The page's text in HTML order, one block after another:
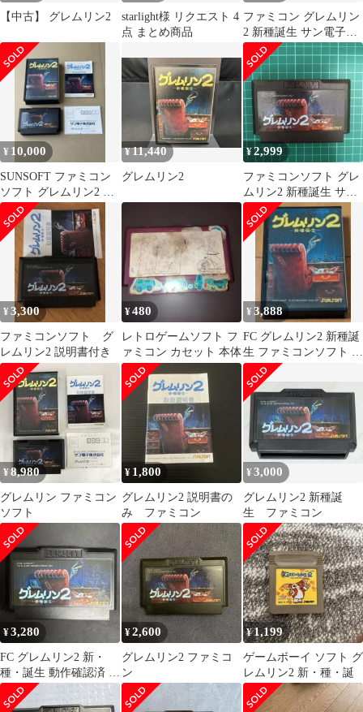
【中古】 グレムリン2
starlight様 リクエスト 4
点 まとめ商品
ファミコン グレムリン
2 新種誕生 サン電子
SUNSOFT カセット 本
体のみ ノーチェックジ
ャンク品■
¥ 10,000
SUNSOFT ファミコン
ソフト グレムリン2 新
種誕生
¥11,440
グレムリン2
¥2,999
ファミコンソフト グレ
ムリン2 新種誕生 サン
ソフト
¥3,300
ファミコンソフト グ
レムリン2 説明書付き
¥480
レトロゲームソフト フ
ァミコン カセット 本体
¥3,888
FC グレムリン2 新種誕
生 ファミコンソフト 動
作確認済み
¥8,980
グレムリン ファミコン
ソフト
¥ 1,800
グレムリン2 説明書の
み ファミコン
¥3,000
グレムリン2 新種誕
生 ファミコン
¥3,280
FC グレムリン2 新・
種・誕生 動作確認済 サ
ンソフト
¥2,600
グレムリン2 ファミコ
ン
¥1,199
ゲームボーイ ソフト グ
レムリン2 新・種・誕